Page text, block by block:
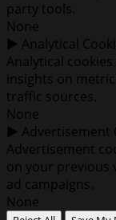
party tools.
None
► Analytical
Analytical
insights on
traffic sources.
None
► Advertisement
Advertisement
on your previous
ad campaigns.
None